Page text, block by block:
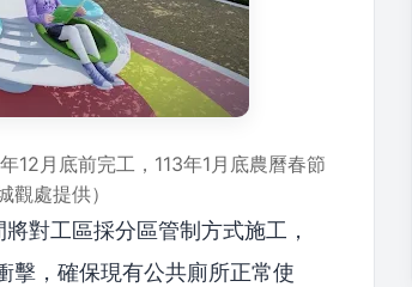
12月底前完工，113年1月底農曆春節
處提供）
對工區採分區管制方式施工，
擊，確保現有公共廁所正常使